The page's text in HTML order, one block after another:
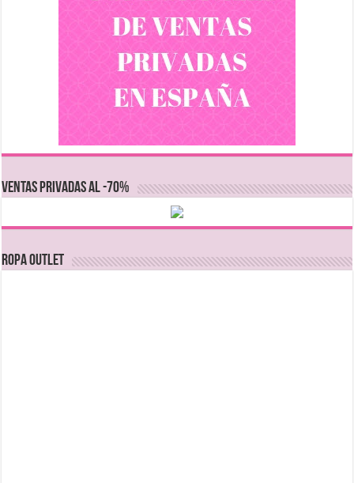
VENTAS PRIVADAS AL -70%
Ropa Outlet